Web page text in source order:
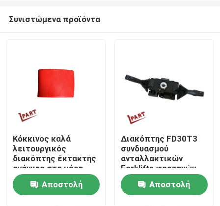
Σχετικά με εμάς
Επαφές
Συνιστώμενα προϊόντα
Κόκκινος καλά
λειτουργικός
διακόπτης έκτακτης
ανάγκης στα μέρη
του ανελκυστήρα
Αποστολή
Διακόπτης FD30T3
συνδυασμού
ανταλλακτικών
Forklifts φορτηγών
Αποστολή